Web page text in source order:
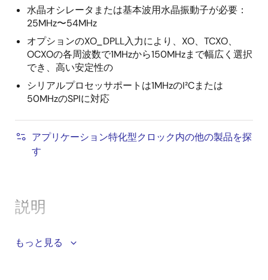
水晶オシレータまたは基本波用水晶振動子が必要：
25MHz〜54MHz
オプションのXO_DPLL入力により、XO、TCXO、
OCXOの各周波数で1MHzから150MHzまで幅広く選択
でき、高い安定性の
シリアルプロセッサポートは1MHzのI²Cまたは
50MHzのSPIに対応
アプリケーション特化型クロック内の他の製品を探
す
説明
8A34001 IEEE 1588対応システムシンクロナイザは、
もっと見る